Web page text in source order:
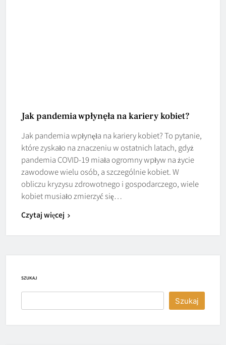
Jak pandemia wpłynęła na kariery kobiet?
Jak pandemia wpłynęła na kariery kobiet? To pytanie,
które zyskało na znaczeniu w ostatnich latach, gdyż
pandemia COVID-19 miała ogromny wpływ na życie
zawodowe wielu osób, a szczególnie kobiet. W
obliczu kryzysu zdrowotnego i gospodarczego, wiele
kobiet musiało zmierzyć się…
Czytaj więcej
SZUKAJ
Szukaj